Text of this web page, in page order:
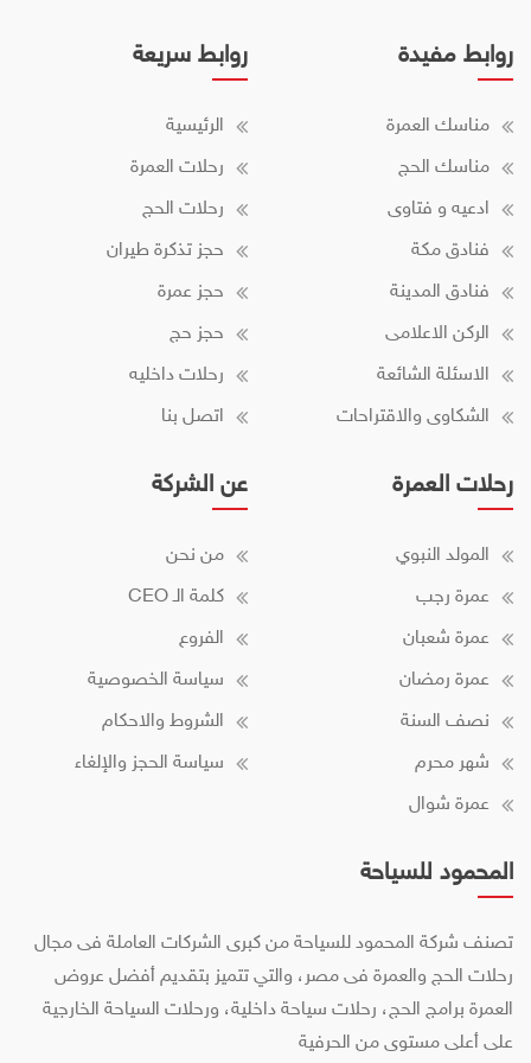
روابط سريعة
الرئيسية
رحلات العمرة
رحلات الحج
حجز تذكرة طيران
حجز عمرة
حجز حج
رحلات داخليه
اتصل بنا
روابط مفيدة
مناسك العمرة
مناسك الحج
ادعيه و فتاوى
فنادق مكة
فنادق المدينة
الركن الاعلامى
الاسئلة الشائعة
الشكاوى والاقتراحات
عن الشركة
من نحن
كلمة الـ CEO
الفروع
سياسة الخصوصية
الشروط والاحكام
سياسة الحجز والإلغاء
رحلات العمرة
المولد النبوي
عمرة رجب
عمرة شعبان
عمرة رمضان
نصف السنة
شهر محرم
عمرة شوال
المحمود للسياحة
تصنف شركة المحمود للسياحة من كبرى الشركات العاملة فى مجال
رحلات الحج والعمرة فى مصر، والتي تتميز بتقديم أفضل عروض
العمرة برامج الحج، رحلات سياحة داخلية، ورحلات السياحة الخارجية
على أعلى مستوى من الحرفية